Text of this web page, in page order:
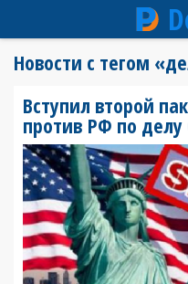
содержанию
Новости с тегом
Вступил второй
против РФ по делу